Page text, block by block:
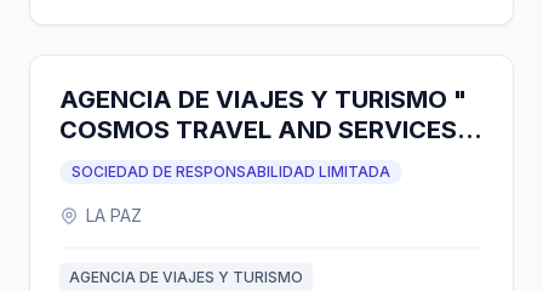
AGENCIA DE VIAJES Y TURISMO "
COSMOS TRAVEL AND SERVICES
S.R.L. "
SOCIEDAD DE RESPONSABILIDAD LIMITADA
LA PAZ
AGENCIA DE VIAJES Y TURISMO